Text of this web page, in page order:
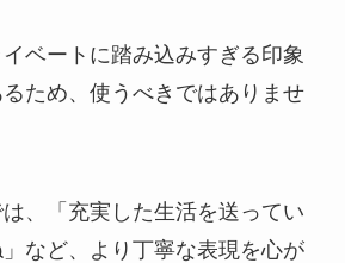
ベートに踏み込みすぎる印象
ため、使うべきではありませ
、「充実した生活を送ってい
など、より丁寧な表現を心が